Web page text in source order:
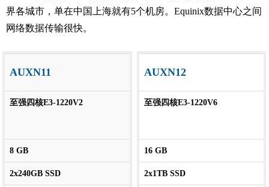
界各城市，单在中国上海就有5个机房。Equinix数据中心之间
网络数据传输很快。
AUXN11
至强四核E3-1220V2
8 GB
2x240GB SSD
AUXN12
至强四核E3-1220V6
16 GB
2x1TB SSD